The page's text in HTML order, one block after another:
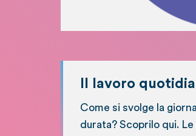
Il lavoro
Come si svolge la
durata? Scoprilo qui.